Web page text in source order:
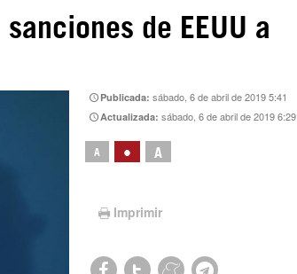
de EEUU a
Publicada:sábado, 6 de abril de 2019 5:41
Actualizada:sábado, 6 de abril de 2019 6:29
A • A
Imprimir